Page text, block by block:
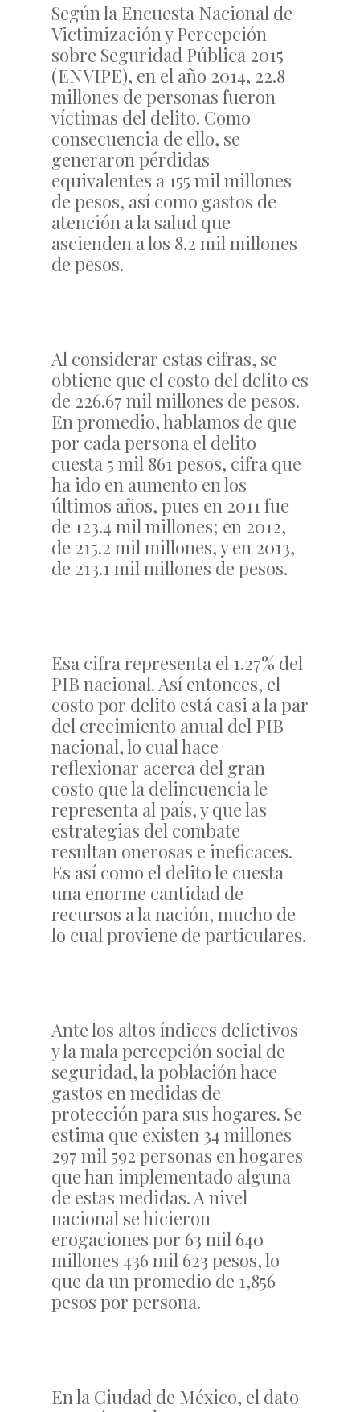
Según la Encuesta Nacional de
Victimización y Percepción
sobre Seguridad Pública 2015
(ENVIPE), en el año 2014, 22.8
millones de personas fueron
víctimas del delito. Como
consecuencia de ello, se
generaron pérdidas
equivalentes a 155 mil millones
de pesos, así como gastos de
atención a la salud que
ascienden a los 8.2 mil millones
de pesos.
Al considerar estas cifras, se
obtiene que el costo del delito es
de 226.67 mil millones de pesos.
En promedio, hablamos de que
por cada persona el delito
cuesta 5 mil 861 pesos, cifra que
ha ido en aumento en los
últimos años, pues en 2011 fue
de 123.4 mil millones; en 2012,
de 215.2 mil millones, y en 2013,
de 213.1 mil millones de pesos.
Esa cifra representa el 1.27% del
PIB nacional. Así entonces, el
costo por delito está casi a la par
del crecimiento anual del PIB
nacional, lo cual hace
reflexionar acerca del gran
costo que la delincuencia le
representa al país, y que las
estrategias del combate
resultan onerosas e ineficaces.
Es así como el delito le cuesta
una enorme cantidad de
recursos a la nación, mucho de
lo cual proviene de particulares.
Ante los altos índices delictivos
y la mala percepción social de
seguridad, la población hace
gastos en medidas de
protección para sus hogares. Se
estima que existen 34 millones
297 mil 592 personas en hogares
que han implementado alguna
de estas medidas. A nivel
nacional se hicieron
erogaciones por 63 mil 640
millones 436 mil 623 pesos, lo
que da un promedio de 1,856
pesos por persona.
En la Ciudad de México, el dato